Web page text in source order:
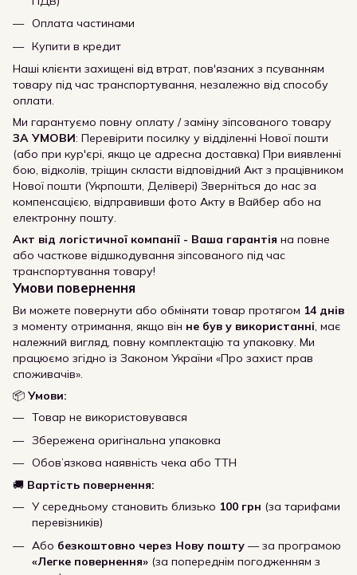
Оплата частинами
Купити в кредит
Наші клієнти захищені від втрат, пов'язаних з псуванням
товару під час транспортування, незалежно від способу
оплати.
Ми гарантуємо повну оплату / заміну зіпсованого товару
ЗА УМОВИ: Перевірити посилку у відділенні Нової пошти
(або при кур'єрі, якщо це адресна доставка) При виявленні
бою, відколів, тріщин скласти відповідний Акт з працівником
Нової пошти (Укрпошти, Делівері) Зверніться до нас за
компенсацією, відправивши фото Акту в Вайбер або на
електронну пошту.
Акт від логістичної компанії - Ваша гарантія на повне
або часткове відшкодування зіпсованого під час
транспортування товару!
Умови повернення
Ви можете повернути або обміняти товар протягом 14 днів
з моменту отримання, якщо він не був у використанні, має
належний вигляд, повну комплектацію та упаковку. Ми
працюємо згідно із Законом України «Про захист прав
споживачів».
📦 Умови:
Товар не використовувався
Збережена оригінальна упаковка
Обов’язкова наявність чека або ТТН
🚚 Вартість повернення:
У середньому становить близько 100 грн (за тарифами
перевізників)
Або безкоштовно через Нову пошту — за програмою
«Легке повернення» (за попереднім погодженням з